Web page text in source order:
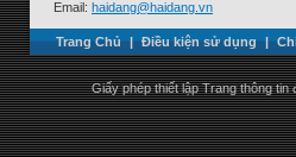
Email: haidang@haidang.vn
Trang Chủ | Điều kiện sử dụng |
Giấy phép thiết lập Trang thông